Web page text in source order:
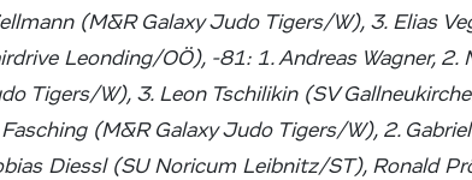
(M&R Galaxy Judo Tigers/W), 3. Elias
Leonding/OÖ), -81: 1. Andreas Wagner, 2.
Tigers/W), 3. Leon Tschilikin (SV
(M&R Galaxy Judo Tigers/W), 2.
Diessl (SU Noricum Leibnitz/ST), Ronald